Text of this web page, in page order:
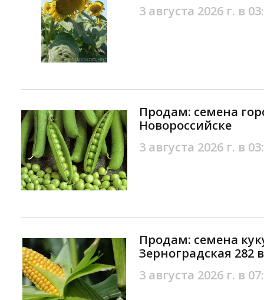
3 августа 2026 г. в
Продам: семена
Новороссийске
3 августа 2026 г. в
Продам: семена
Зерноградская 282
3 августа 2026 г. в